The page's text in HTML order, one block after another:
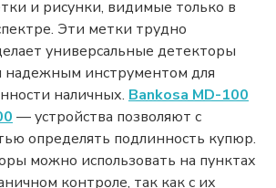
и рисунки, видимые только в
Эти метки трудно
универсальные детекторы
инструментом для
наличных. Bankosa MD-100
— устройства позволяют с
определять подлинность купюр.
можно использовать на пунктах
контроле, так как с их